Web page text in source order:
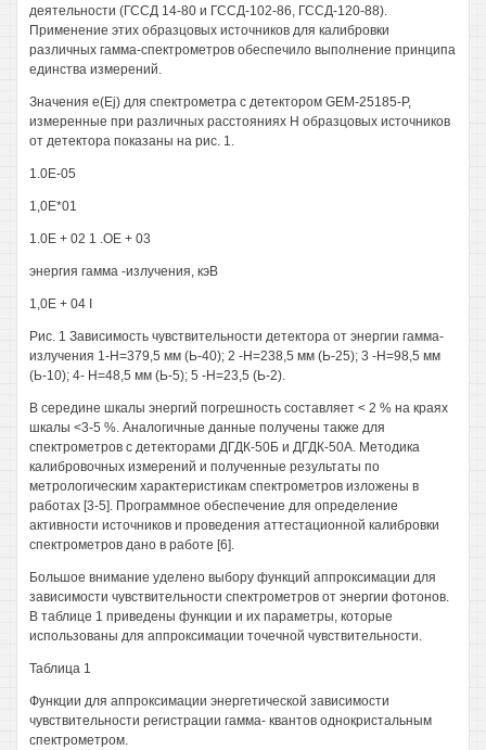
деятельности (ГССД 14-80 и ГССД-102-86, ГССД-120-88).
Применение этих образцовых источников для калибровки
различных гамма-спектрометров обеспечило выполнение принципа
единства измерений.
Значения e(Ej) для спектрометра с детектором GEM-25185-P,
измеренные при различных расстояниях Н образцовых источников
от детектора показаны на рис. 1.
1.0Е-05
1,0Е*01
1.0Е + 02 1 .ОЕ + 03
энергия гамма -излучения, кэВ
1,0Е + 04 I
Рис. 1 Зависимость чувствительности детектора от энергии гамма-
излучения 1-Н=379,5 мм (Ь-40); 2 -Н=238,5 мм (Ь-25); 3 -Н=98,5 мм
(Ь-10); 4- Н=48,5 мм (Ь-5); 5 -Н=23,5 (Ь-2).
В середине шкалы энергий погрешность составляет < 2 % на краях
шкалы <3-5 %. Аналогичные данные получены также для
спектрометров с детекторами ДГДК-50Б и ДГДК-50А. Методика
калибровочных измерений и полученные результаты по
метрологическим характеристикам спектрометров изложены в
работах [3-5]. Программное обеспечение для определение
активности источников и проведения аттестационной калибровки
спектрометров дано в работе [6].
Большое внимание уделено выбору функций аппроксимации для
зависимости чувствительности спектрометров от энергии фотонов.
В таблице 1 приведены функции и их параметры, которые
использованы для аппроксимации точечной чувствительности.
Таблица 1
Функции для аппроксимации энергетической зависимости
чувствительности регистрации гамма- квантов однокристальным
спектрометром.